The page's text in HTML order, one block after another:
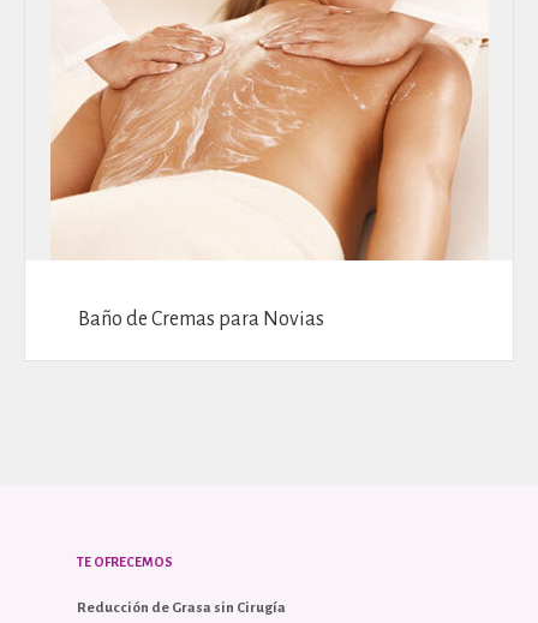
Baño de Cremas para Novias
TE OFRECEMOS
Reducción de Grasa sin Cirugía